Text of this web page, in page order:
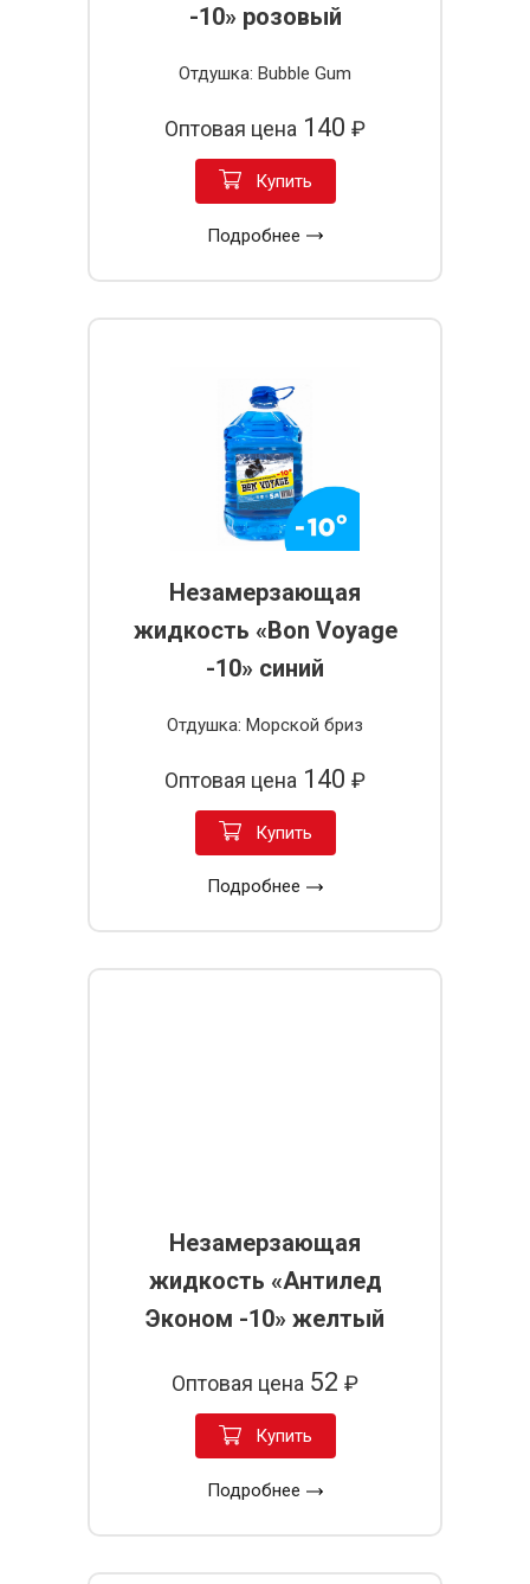
-10» розовый
Отдушка: Bubble Gum
Оптовая цена 140 ₽
Купить
Подробнее
Незамерзающая
жидкость «Bon Voyage
-10» синий
Отдушка: Морской бриз
Оптовая цена 140 ₽
Купить
Подробнее
Незамерзающая
жидкость «Антилед
Эконом -10» желтый
Оптовая цена 52 ₽
Купить
Подробнее